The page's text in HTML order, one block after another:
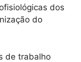
dos
do
de trabalho